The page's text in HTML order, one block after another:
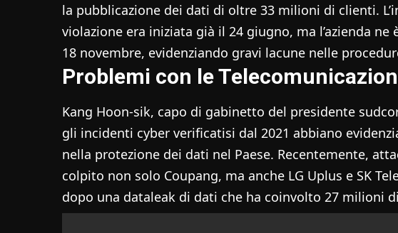
la pubblicazione dei dati di oltre 33 milioni di clienti.
violazione era iniziata già il 24 giugno, ma l’azienda ne
18 novembre, evidenziando gravi lacune nelle
Problemi con le
Kang Hoon-sik, capo di gabinetto del presidente
gli incidenti cyber verificatisi dal 2021 abbiano
nella protezione dei dati nel Paese. Recentemente,
colpito non solo Coupang, ma anche LG Uplus e SK
dopo una dataleak di dati che ha coinvolto 27 milioni